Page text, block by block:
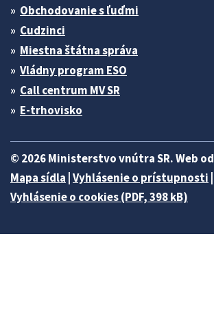
Obchodovanie s ľuďmi
Cudzinci
Miestna štátna správa
Vládny program ESO
Call centrum MV SR
E-trhovisko
© 2026 Ministerstvo vnútra SR. Web od
Mapa sídla Vyhlásenie o prístupnosti
Vyhlásenie o cookies (PDF, 398 kB)